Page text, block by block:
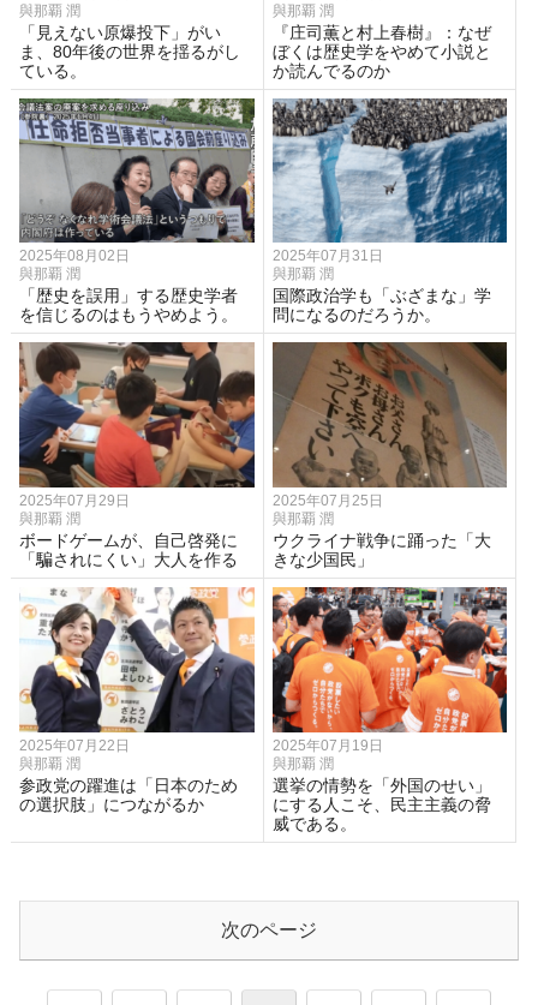
與那覇 潤
「見えない原爆投下」がい
ま、80年後の世界を揺るがし
ている。
與那覇 潤
『庄司薫と村上春樹』：なぜ
ぼくは歴史学をやめて小説と
か読んでるのか
2025年08月02日
與那覇 潤
「歴史を誤用」する歴史学者
を信じるのはもうやめよう。
2025年07月31日
與那覇 潤
国際政治学も「ぶざまな」学
問になるのだろうか。
2025年07月29日
與那覇 潤
ボードゲームが、自己啓発に
「騙されにくい」大人を作る
2025年07月25日
與那覇 潤
ウクライナ戦争に踊った「大
きな少国民」
2025年07月22日
與那覇 潤
参政党の躍進は「日本のため
の選択肢」につながるか
2025年07月19日
與那覇 潤
選挙の情勢を「外国のせい」
にする人こそ、民主主義の脅
威である。
次のページ